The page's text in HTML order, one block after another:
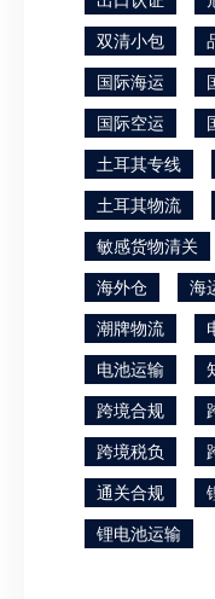
双清小包
国际海运
国际空运
土耳其专线
土耳其物流
敏感货物清关
海外仓
海
潮牌物流
电池运输
跨境合规
跨境税负
通关合规
锂电池运输